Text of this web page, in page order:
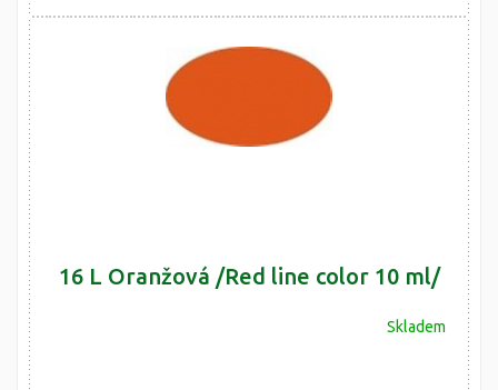
16 L Oranžová /Red line color 10 ml/
Skladem